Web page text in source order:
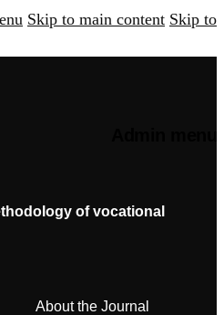
Skip to main content Skip to
of vocational
About the Journal